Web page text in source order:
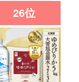
26位